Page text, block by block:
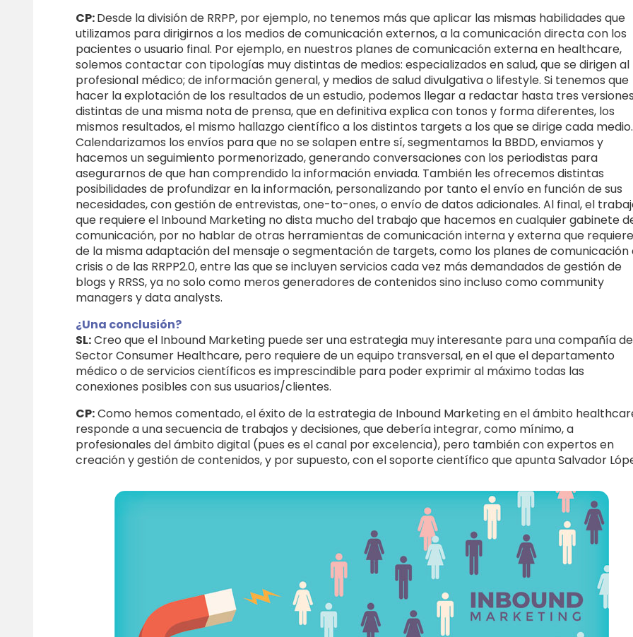
CP:Desde la división de RRPP, por ejemplo, no tenemos más que aplicar las mismas habilidades que
utilizamos para dirigirnos a los medios de comunicación externos, a la comunicación directa con los
pacientes o usuario final. Por ejemplo, en nuestros planes de comunicación externa en healthcare,
solemos contactar con tipologías muy distintas de medios: especializados en salud, que se dirigen al
profesional médico; de información general, y medios de salud divulgativa o lifestyle. Si tenemos que
hacer la explotación de los resultados de un estudio, podemos llegar a redactar hasta tres versiones
distintas de una misma nota de prensa, que en definitiva explica con tonos y forma diferentes, los
mismos resultados, el mismo hallazgo científico a los distintos targets a los que se dirige cada medio.
Calendarizamos los envíos para que no se solapen entre sí, segmentamos la BBDD, enviamos y
hacemos un seguimiento pormenorizado, generando conversaciones con los periodistas para
asegurarnos de que han comprendido la información enviada. También les ofrecemos distintas
posibilidades de profundizar en la información, personalizando por tanto el envío en función de sus
necesidades, con gestión de entrevistas, one-to-ones, o envío de datos adicionales. Al final, el
que requiere el Inbound Marketing no dista mucho del trabajo que hacemos en cualquier gabinete
comunicación, por no hablar de otras herramientas de comunicación interna y externa que
de la misma adaptación del mensaje o segmentación de targets, como los planes de comunicación
crisis o de las RRPP2.0, entre las que se incluyen servicios cada vez más demandados de gestión de
blogs y RRSS, ya no solo como meros generadores de contenidos sino incluso como community
managers y data analysts.
¿Una conclusión?
SL:Creo que el Inbound Marketing puede ser una estrategia muy interesante para una compañía
Sector Consumer Healthcare, pero requiere de un equipo transversal, en el que el departamento
médico o de servicios científicos es imprescindible para poder exprimir al máximo todas las
conexiones posibles con sus usuarios/clientes.
CP:Como hemos comentado, el éxito de la estrategia de Inbound Marketing en el ámbito
responde a una secuencia de trabajos y decisiones, que debería integrar, como mínimo, a
profesionales del ámbito digital (pues es el canal por excelencia), pero también con expertos en
creación y gestión de contenidos, y por supuesto, con el soporte científico que apunta Salvador